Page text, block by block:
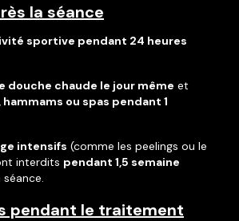
la séance
sportive pendant 24 heures
douche chaude le jour même et
hammams ou spas pendant 1
intensifs (comme les peelings ou le
interdits pendant 1,5 semaine
séance.
pendant le traitement